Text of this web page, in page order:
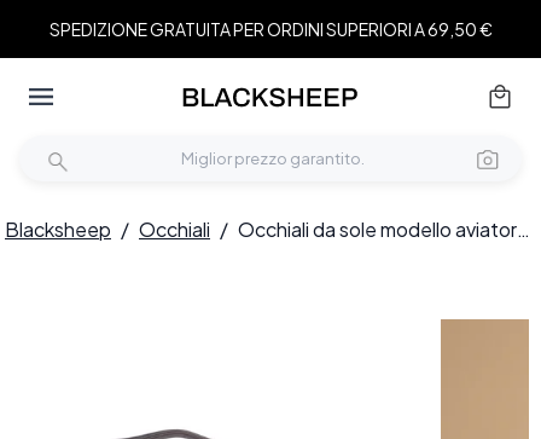
SPEDIZIONE GRATUITA PER ORDINI SUPERIORI A 69,50 €
Blacksheep / Occhiali / Occhiali da sole modello aviatore in acetato grigio #BS2607-0546